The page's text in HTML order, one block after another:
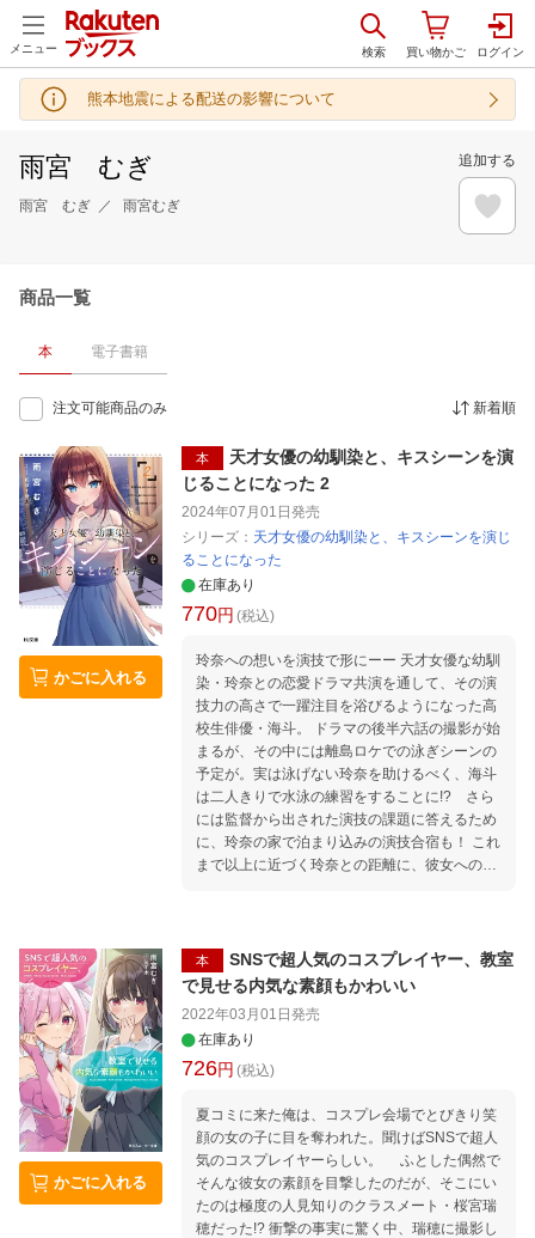
メニュー
熊本地震による配送の影響について
雨宮 むぎ
雨宮 むぎ 雨宮むぎ
追加する
商品一覧
本 電子書籍
注文可能商品のみ 新着順
かごに入れる
本
天才女優の幼馴染と、キスシーンを演
じることになった 2
2024年07月01日 発売
シリーズ： 天才女優の幼馴染と、キスシーンを演じ
ることになった
在庫あり
770円 (税込)
玲奈への想いを演技で形にーー 天才女優な幼馴
染・玲奈との恋愛ドラマ共演を通して、その演
技力の高さで一躍注目を浴びるようになった高
校生俳優・海斗。 ドラマの後半六話の撮影が始
まるが、その中には離島ロケでの泳ぎシーンの
予定が。実は泳げない玲奈を助けるべく、海斗
は二人きりで水泳の練習をすることに!? さら
には監督から出された演技の課題に答えるため
に、玲奈の家で泊まり込みの演技合宿も！ これ
まで以上に近づく玲奈との距離に、彼女への強
かごに入れる
本
SNSで超人気のコスプレイヤー、教室
で見せる内気な素顔もかわいい
2022年03月01日 発売
在庫あり
726円 (税込)
夏コミに来た俺は、コスプレ会場でとびきり笑
顔の女の子に目を奪われた。聞けばSNSで超人
気のコスプレイヤーらしい。 ふとした偶然で
そんな彼女の素顔を目撃したのだが、そこにい
たのは極度の人見知りのクラスメート・桜宮瑞
穂だった!? 衝撃の事実に驚く中、瑞穂に撮影し